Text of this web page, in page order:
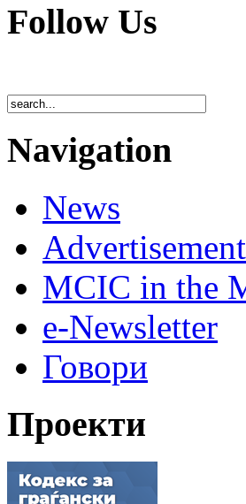
Follow Us
Navigation
News
MCIC in the
e-Newsletter
Говори
Проекти